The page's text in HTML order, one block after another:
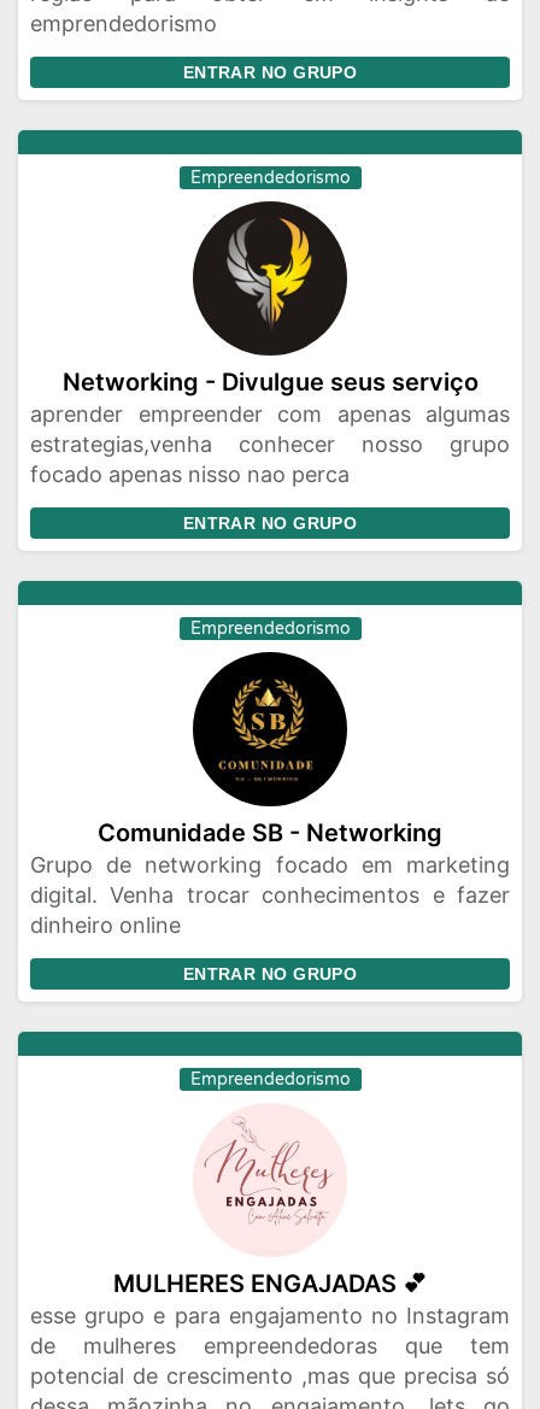
emprendedorismo
ENTRAR NO GRUPO
Empreendedorismo
Networking - Divulgue seus serviço
aprender empreender com apenas algumas
estrategias,venha conhecer nosso grupo
focado apenas nisso nao perca
ENTRAR NO GRUPO
Empreendedorismo
Comunidade SB - Networking
Grupo de networking focado em marketing
digital. Venha trocar conhecimentos e fazer
dinheiro online
ENTRAR NO GRUPO
Empreendedorismo
MULHERES ENGAJADAS 💕
esse grupo e para engajamento no Instagram
de mulheres empreendedoras que tem
potencial de crescimento ,mas que precisa só